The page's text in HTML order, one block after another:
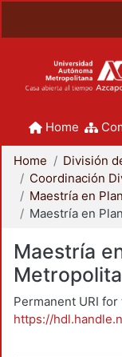
Home
Home
Maestría
Permanent URI
https://